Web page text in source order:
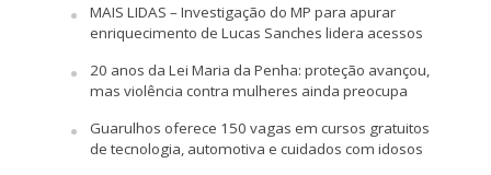
MAIS LIDAS – Investigação do MP para apurar
enriquecimento de Lucas Sanches lidera acessos
20 anos da Lei Maria da Penha: proteção avançou,
mas violência contra mulheres ainda preocupa
Guarulhos oferece 150 vagas em cursos gratuitos
de tecnologia, automotiva e cuidados com idosos